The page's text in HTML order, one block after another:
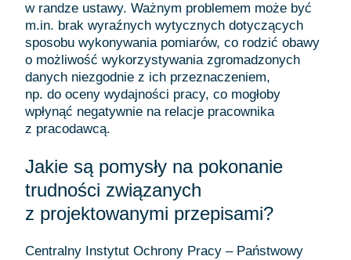
w randze ustawy. Ważnym problemem może być
m.in. brak wyraźnych wytycznych dotyczących
sposobu wykonywania pomiarów, co rodzić obawy
o możliwość wykorzystywania zgromadzonych
danych niezgodnie z ich przeznaczeniem,
np. do oceny wydajności pracy, co mogłoby
wpłynąć negatywnie na relacje pracownika
z pracodawcą.
Jakie są pomysły na pokonanie
trudności związanych
z projektowanymi przepisami?
Centralny Instytut Ochrony Pracy – Państwowy